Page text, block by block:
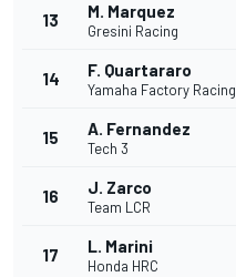
13 M. Marquez
Gresini Racing
14 F. Quartararo
Yamaha Factory Racing
15 A. Fernandez
Tech 3
16 J. Zarco
Team LCR
17 L. Marini
Honda HRC